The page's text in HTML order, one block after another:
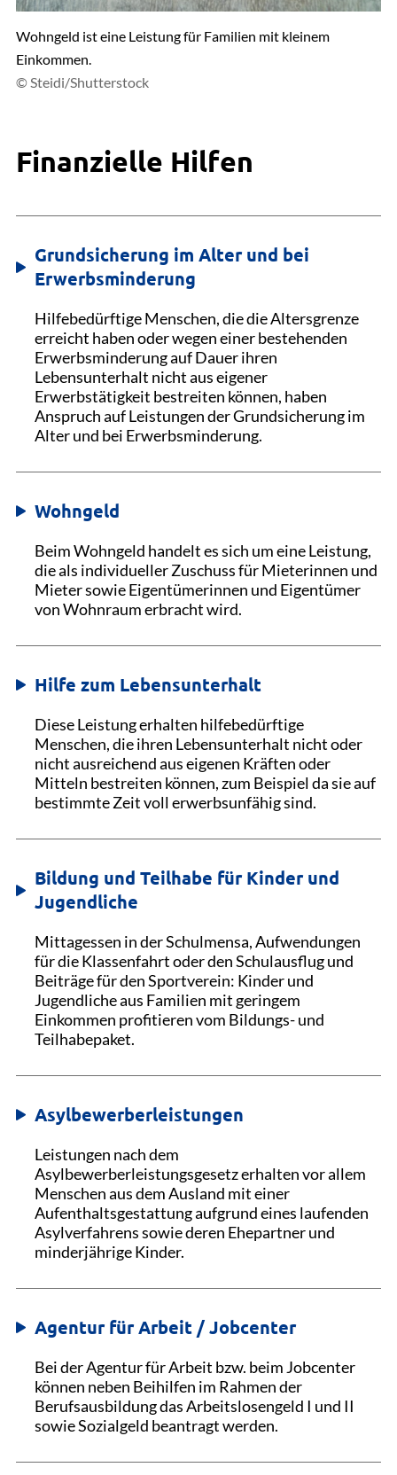
Wohngeld ist eine Leistung für Familien mit kleinem
Einkommen.
© Steidi/Shutterstock
Finanzielle Hilfen
Grundsicherung im Alter und bei
Erwerbsminderung
Hilfebedürftige Menschen, die die Altersgrenze
erreicht haben oder wegen einer bestehenden
Erwerbsminderung auf Dauer ihren
Lebensunterhalt nicht aus eigener
Erwerbstätigkeit bestreiten können, haben
Anspruch auf Leistungen der Grundsicherung im
Alter und bei Erwerbsminderung.
Wohngeld
Beim Wohngeld handelt es sich um eine Leistung,
die als individueller Zuschuss für Mieterinnen und
Mieter sowie Eigentümerinnen und Eigentümer
von Wohnraum erbracht wird.
Hilfe zum Lebensunterhalt
Diese Leistung erhalten hilfebedürftige
Menschen, die ihren Lebensunterhalt nicht oder
nicht ausreichend aus eigenen Kräften oder
Mitteln bestreiten können, zum Beispiel da sie auf
bestimmte Zeit voll erwerbsunfähig sind.
Bildung und Teilhabe für Kinder und
Jugendliche
Mittagessen in der Schulmensa, Aufwendungen
für die Klassenfahrt oder den Schulausflug und
Beiträge für den Sportverein: Kinder und
Jugendliche aus Familien mit geringem
Einkommen profitieren vom Bildungs- und
Teilhabepaket.
Asylbewerberleistungen
Leistungen nach dem
Asylbewerberleistungsgesetz erhalten vor allem
Menschen aus dem Ausland mit einer
Aufenthaltsgestattung aufgrund eines laufenden
Asylverfahrens sowie deren Ehepartner und
minderjährige Kinder.
Agentur für Arbeit / Jobcenter
Bei der Agentur für Arbeit bzw. beim Jobcenter
können neben Beihilfen im Rahmen der
Berufsausbildung das Arbeitslosengeld I und II
sowie Sozialgeld beantragt werden.